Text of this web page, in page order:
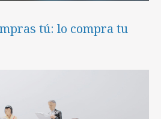
tú: lo compra tu